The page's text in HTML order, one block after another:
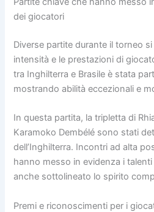
dei giocatori
Diverse partite durante il torneo
intensità e le prestazioni di
tra Inghilterra e Brasile è stata
mostrando abilità eccezionali e
In questa partita, la tripletta di
Karamoko Dembélé sono stati
dell’Inghilterra. Incontri ad alta
hanno messo in evidenza i
anche sottolineato lo spirito
Premi e riconoscimenti per i